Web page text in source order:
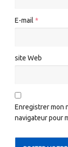
E-mail *
site Web
Enregistrer mon
navigateur pour